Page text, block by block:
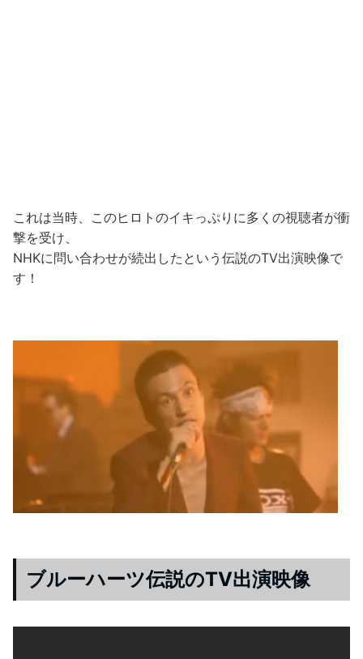
これは当時、このヒロトのイキっぷりに多くの視聴者が衝
撃を受け、
NHKに問い合わせが続出したという伝説のTV出演映像で
す！
ブルーハーツ伝説のTV出演映像